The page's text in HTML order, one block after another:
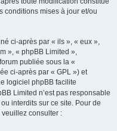
conditions mises à jour et/ou
ci-après par « ils », « eux »,
», « phpBB Limited »,
publiée sous la «
ci-après par « GPL ») et
logiciel phpBB facilite
Limited n’est pas responsable
interdits sur ce site. Pour de
consulter :